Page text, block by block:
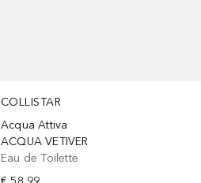
COLLISTAR
Acqua Attiva
ACQUA VETIVER
Eau de Toilette